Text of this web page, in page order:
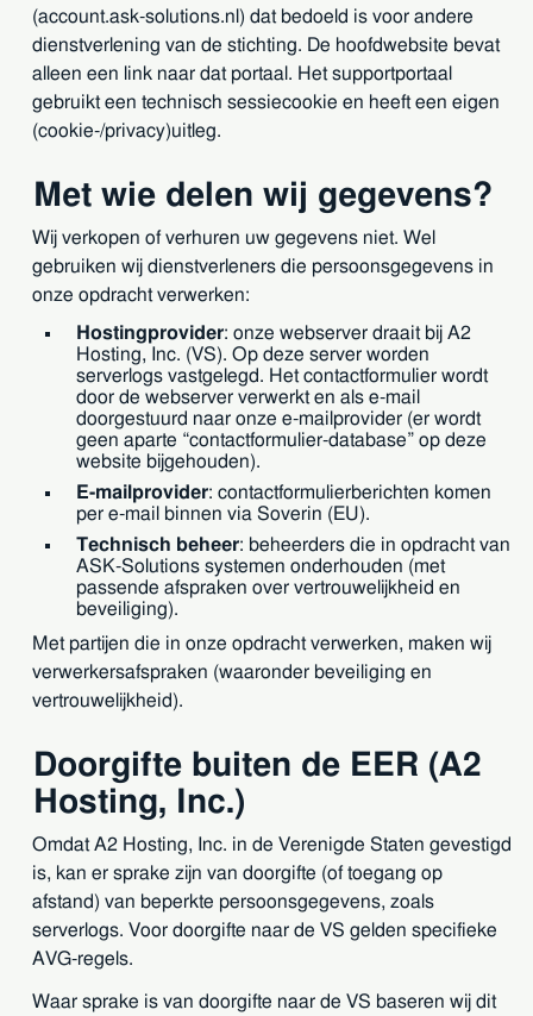
(account.ask-solutions.nl) dat bedoeld is voor andere
dienstverlening van de stichting. De hoofdwebsite bevat
alleen een link naar dat portaal. Het supportportaal
gebruikt een technisch sessiecookie en heeft een eigen
(cookie-/privacy)uitleg.
Met wie delen wij gegevens?
Wij verkopen of verhuren uw gegevens niet. Wel
gebruiken wij dienstverleners die persoonsgegevens in
onze opdracht verwerken:
Hostingprovider: onze webserver draait bij A2
Hosting, Inc. (VS). Op deze server worden
serverlogs vastgelegd. Het contactformulier wordt
door de webserver verwerkt en als e-mail
doorgestuurd naar onze e-mailprovider (er wordt
geen aparte “contactformulier-database” op deze
website bijgehouden).
E-mailprovider: contactformulierberichten komen
per e-mail binnen via Soverin (EU).
Technisch beheer: beheerders die in opdracht van
ASK-Solutions systemen onderhouden (met
passende afspraken over vertrouwelijkheid en
beveiliging).
Met partijen die in onze opdracht verwerken, maken wij
verwerkersafspraken (waaronder beveiliging en
vertrouwelijkheid).
Doorgifte buiten de EER (A2
Hosting, Inc.)
Omdat A2 Hosting, Inc. in de Verenigde Staten gevestigd
is, kan er sprake zijn van doorgifte (of toegang op
afstand) van beperkte persoonsgegevens, zoals
serverlogs. Voor doorgifte naar de VS gelden specifieke
AVG-regels.
Waar sprake is van doorgifte naar de VS baseren wij dit